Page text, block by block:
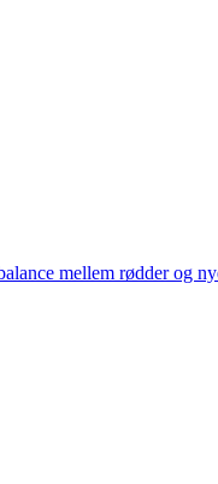
mellem rødder og